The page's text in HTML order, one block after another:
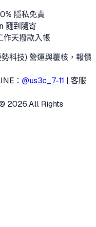
隱私免責
隨到隨寄
作天撥款入帳
科技) 營運與覆核，報價
： @us3c_7-11 | 客服
© 2026.All Rights